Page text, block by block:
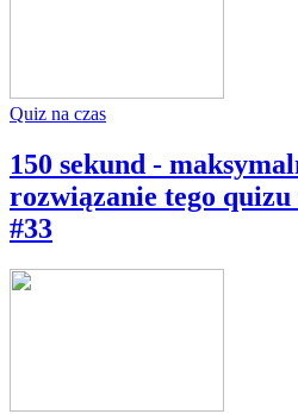
Quiz na czas
150 sekund -
rozwiązanie tego
#33